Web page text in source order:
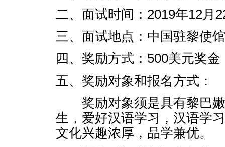
二、面试时间：2019年12月
三、面试地点：中国驻黎使馆
四、奖励方式：500美元奖金
五、奖励对象和报名方式：
奖励对象须是具有黎巴嫩
生，爱好汉语学习，汉语学
文化兴趣浓厚，品学兼优。